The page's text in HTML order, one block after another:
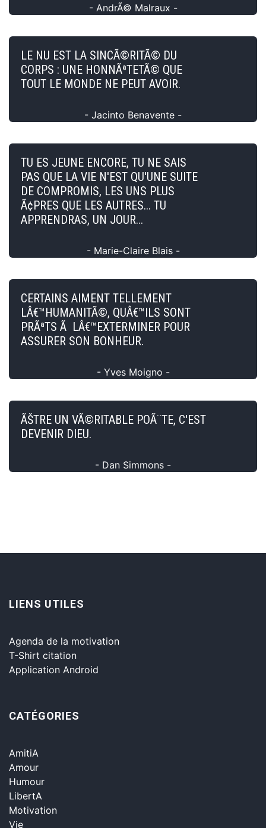
- AndrÃ© Malraux -
LE NU EST LA SINCÃ©RITÃ© DU
CORPS : UNE HONNÃªTETÃ© QUE
TOUT LE MONDE NE PEUT AVOIR.
- Jacinto Benavente -
TU ES JEUNE ENCORE, TU NE SAIS
PAS QUE LA VIE N'EST QU'UNE SUITE
DE COMPROMIS, LES UNS PLUS
Ã¢PRES QUE LES AUTRES... TU
APPRENDRAS, UN JOUR...
- Marie-Claire Blais -
CERTAINS AIMENT TELLEMENT
LÂ€™HUMANITÃ©, QUÂ€™ILS SONT
PRÃªTS Ã LÂ€™EXTERMINER POUR
ASSURER SON BONHEUR.
- Yves Moigno -
ÃŠTRE UN VÃ©RITABLE POÃ¨TE, C'EST
DEVENIR DIEU.
- Dan Simmons -
LIENS UTILES
Agenda de la motivation
T-Shirt citation
Application Android
CATÉGORIES
AmitiA
Amour
Humour
LibertA
Motivation
Vie